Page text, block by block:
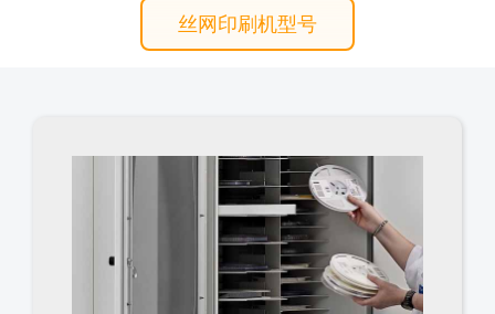
丝网印刷机型号